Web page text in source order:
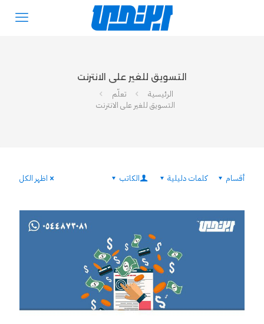
التسويق للغير على الانترنت
الرئيسية
تعلّم
التسويق للغير على الانترنت
أقسام كلمات دليلية الكاتب اظهر الكل